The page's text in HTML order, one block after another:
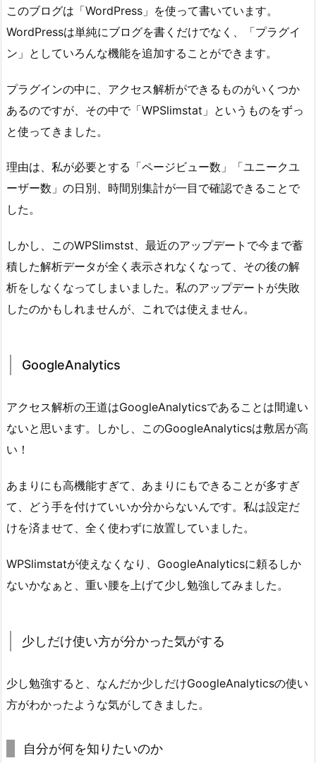
このブログは「WordPress」を使って書いています。
WordPressは単純にブログを書くだけでなく、「プラグイ
ン」としていろんな機能を追加することができます。
プラグインの中に、アクセス解析ができるものがいくつか
あるのですが、その中で「WPSlimstat」というものをずっ
と使ってきました。
理由は、私が必要とする「ページビュー数」「ユニークユ
ーザー数」の日別、時間別集計が一目で確認できることで
した。
しかし、このWPSlimstst、最近のアップデートで今まで蓄
積した解析データが全く表示されなくなって、その後の解
析をしなくなってしまいました。私のアップデートが失敗
したのかもしれませんが、これでは使えません。
GoogleAnalytics
アクセス解析の王道はGoogleAnalyticsであることは間違い
ないと思います。しかし、このGoogleAnalyticsは敷居が高
い！
あまりにも高機能すぎて、あまりにもできることが多すぎ
て、どう手を付けていいか分からないんです。私は設定だ
けを済ませて、全く使わずに放置していました。
WPSlimstatが使えなくなり、GoogleAnalyticsに頼るしか
ないかなぁと、重い腰を上げて少し勉強してみました。
少しだけ使い方が分かった気がする
少し勉強すると、なんだか少しだけGoogleAnalyticsの使い
方がわかったような気がしてきました。
自分が何を知りたいのか